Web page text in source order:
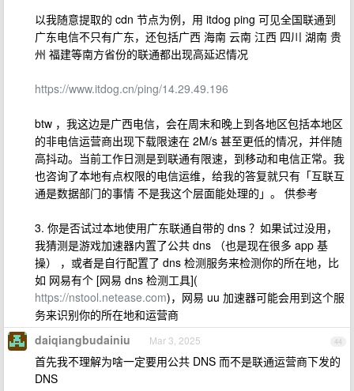
以我随意提取的 cdn 节点为例，用 itdog ping 可见全国联通到
广东电信不只有广东，还包括广西 海南 云南 江西 四川 湖南 贵
州 福建等南方省份的联通都出现高延迟情况
https://www.itdog.cn/ping/14.29.49.196
btw ，我这边是广西电信，会在周末和晚上到各地区包括本地区
的非电信运营商出现下载限速在 2M/s 甚至更低的情况，并伴随
高抖动。当前工作日测是到联通有限速，到移动和电信正常。我
也咨询了本地有点权限的电信运维，给我的答复就只有「互联互
通是数据部门的事情 不是我这个层面能处理的」。 供参考
3. 你是否试过本地使用广东联通自带的 dns ？如果试过没用，
我猜测是游戏加速器内置了公共 dns （也是现在很多 app 基
操） ，或者是自行配置了 dns 检测服务来检测你的所在地，比
如 网易有个 [网易 dns 检测工具](
https://nstool.netease.com)，网易 uu 加速器可能会用到这个服
务来识别你的所在地和运营商
44
daiqiangbudainiu Mar 3, 2025
首先我不理解为啥一定要用公共 DNS 而不是联通运营商下发的
DNS